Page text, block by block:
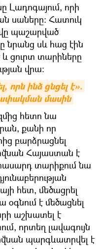
Լադոգայում, որի
սաները։ Հատուկ
պաշարված
նրանց սև հաց էին
ցուրտ տարիները
վրա:
ինձ ցնցել է».
մասին
հետո նա
քանի որ
բարձրացնել
Հայաստան է
տարիքում նա
հետ, մեծացրել
է մեծացնել
աշխատել է
որտեղ լավագույն
պարգևատրվել է